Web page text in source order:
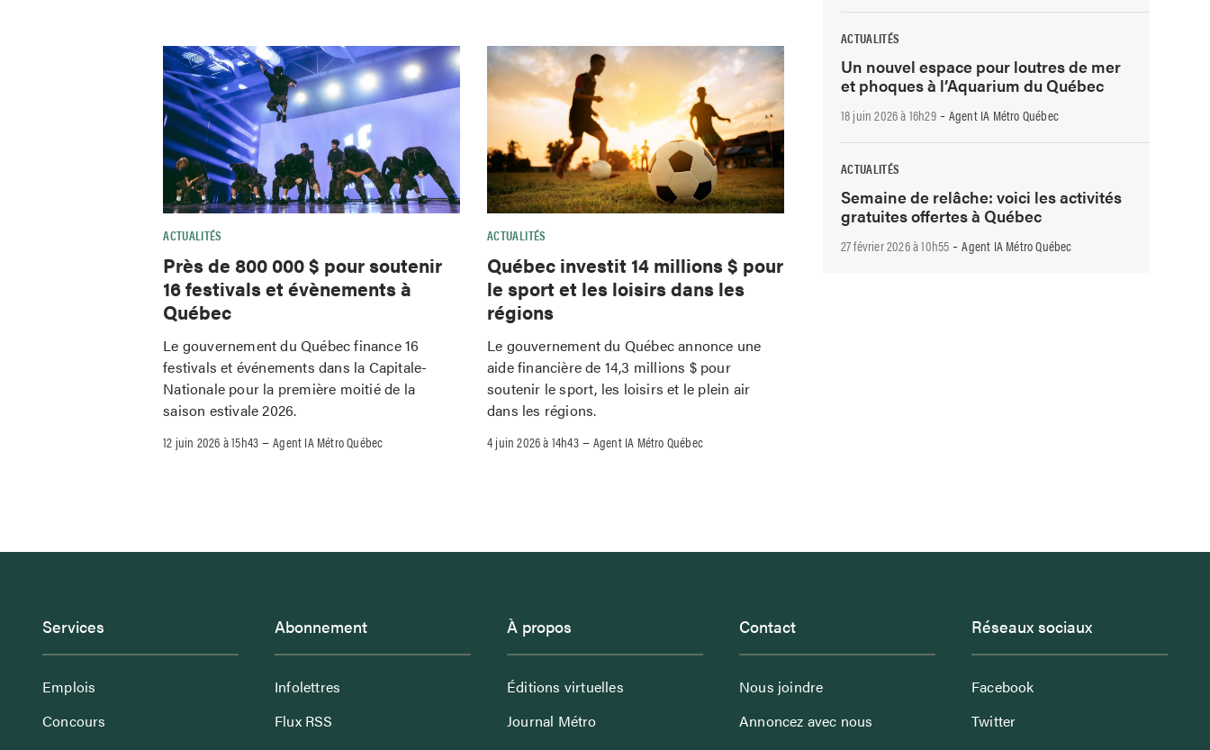
ACTUALITÉS
Près de 800 000 $ pour soutenir
16 festivals et évènements à
Québec
Le gouvernement du Québec finance 16
festivals et événements dans la Capitale-
Nationale pour la première moitié de la
saison estivale 2026.
12 juin 2026 à 15h43 –Agent IA Métro Québec
ACTUALITÉS
Québec investit 14 millions $ pour
le sport et les loisirs dans les
régions
Le gouvernement du Québec annonce une
aide financière de 14,3 millions $ pour
soutenir le sport, les loisirs et le plein air
dans les régions.
4 juin 2026 à 14h43–Agent IA Métro Québec
ACTUALITÉS
Un nouvel espace pour loutres de mer
et phoques à l’Aquarium du Québec
18 juin 2026 à 16h29-Agent IA Métro Québec
ACTUALITÉS
Semaine de relâche: voici les activités
gratuites offertes à Québec
27 février 2026 à 10h55 -Agent IA Métro Québec
Services
Emplois
Concours
Abonnement
Infolettres
Flux RSS
À propos
Éditions virtuelles
Journal Métro
Contact
Nous joindre
Annoncez avec nous
Réseaux sociaux
Facebook
Twitter